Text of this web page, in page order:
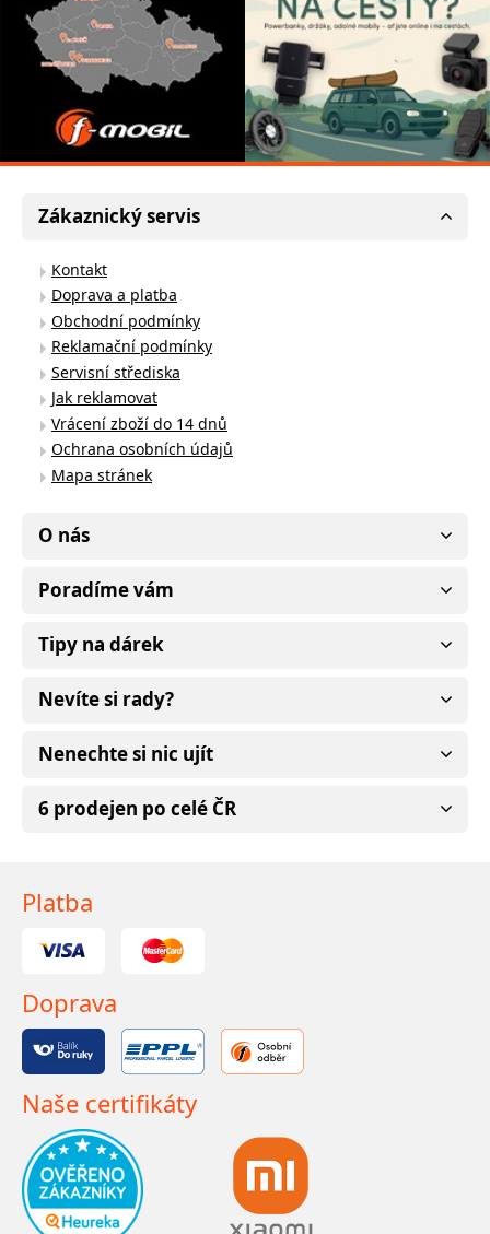
Zákaznický servis
Kontakt
Doprava a platba
Obchodní podmínky
Reklamační podmínky
Servisní střediska
Jak reklamovat
Vrácení zboží do 14 dnů
Ochrana osobních údajů
Mapa stránek
O nás
Poradíme vám
Tipy na dárek
Nevíte si rady?
Nenechte si nic ujít
6 prodejen po celé ČR
Platba
Doprava
Naše certifikáty